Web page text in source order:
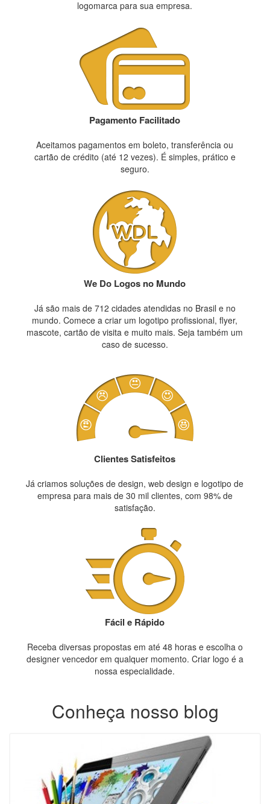
logomarca para sua empresa.
Pagamento Facilitado
Aceitamos pagamentos em boleto, transferência ou
cartão de crédito (até 12 vezes). É simples, prático e
seguro.
We Do Logos no Mundo
Já são mais de 712 cidades atendidas no Brasil e no
mundo. Comece a criar um logotipo profissional, flyer,
mascote, cartão de visita e muito mais. Seja também um
caso de sucesso.
Clientes Satisfeitos
Já criamos soluções de design, web design e logotipo de
empresa para mais de 30 mil clientes, com 98% de
satisfação.
Fácil e Rápido
Receba diversas propostas em até 48 horas e escolha o
designer vencedor em qualquer momento. Criar logo é a
nossa especialidade.
Conheça nosso blog